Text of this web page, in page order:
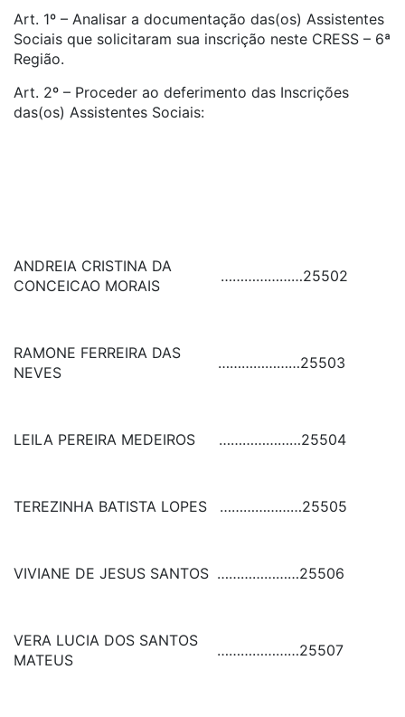
Art. 1º – Analisar a documentação das(os) Assistentes
Sociais que solicitaram sua inscrição neste CRESS – 6ª
Região.
Art. 2º – Proceder ao deferimento das Inscrições
das(os) Assistentes Sociais:
ANDREIA CRISTINA DA
CONCEICAO MORAIS
…………………25502
RAMONE FERREIRA DAS
NEVES
…………………25503
LEILA PEREIRA MEDEIROS …………………25504
TEREZINHA BATISTA LOPES …………………25505
VIVIANE DE JESUS SANTOS …………………25506
VERA LUCIA DOS SANTOS
MATEUS
…………………25507